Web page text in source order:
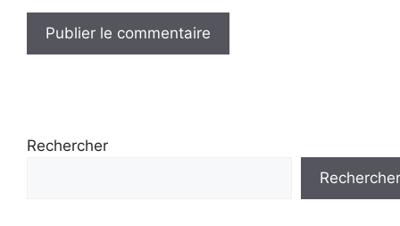
Rechercher
Rechercher